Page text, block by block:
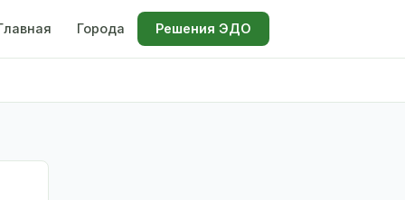
Города Решения ЭДО